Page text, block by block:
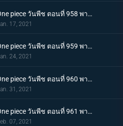
One piece วันพีช ตอนที่ 958 พากย์ไทย ตำนานการต่อสู้! การ์ปและโรเจอร์
17, 2021
One piece วันพีช ตอนที่ 959 พากย์ไทย ท่าเรือที่นัดพบ! วะโนะคุนิองก์ 3 เริ่มแล้ว!
24, 2021
One piece วันพีช ตอนที่ 960 พากย์ไทย ซามูไรอันดับหนึ่งของวะโนะคุนิ! โคสึกิ โอเด้ง มาแล้ว
31, 2021
One piece วันพีช ตอนที่ 961 พากย์ไทย สาบานเป็นศิษย์ทั้งน้ำตา โอเด้งกับคินเอม่อน
07, 2021